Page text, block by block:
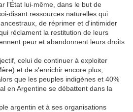
l'État lui-même, dans le but de
disant ressources naturelles qui
de réprimer et d'intimider
réclament la restitution de leurs
peur et abandonnent leurs droits
celui de continuer à exploiter
et de s'enrichir encore plus,
que les peuples indigènes et 40%
en Argentine se débattent dans la
argentin et à ses organisations